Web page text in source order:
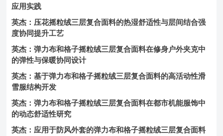
应用实践
英杰：压花摇粒绒三层复合面料的热湿舒适性与层间结合强
度协同提升工艺
英杰：弹力布和格子摇粒绒三层复合面料在修身户外夹克中
的弹性与保暖协同设计
英杰：基于弹力布和格子摇粒绒三层复合面料的高活动性滑
雪服结构开发
英杰：弹力布和格子摇粒绒三层复合面料在都市机能服饰中
的动态舒适性研究
英杰：应用于防风外套的弹力布和格子摇粒绒三层复合面料